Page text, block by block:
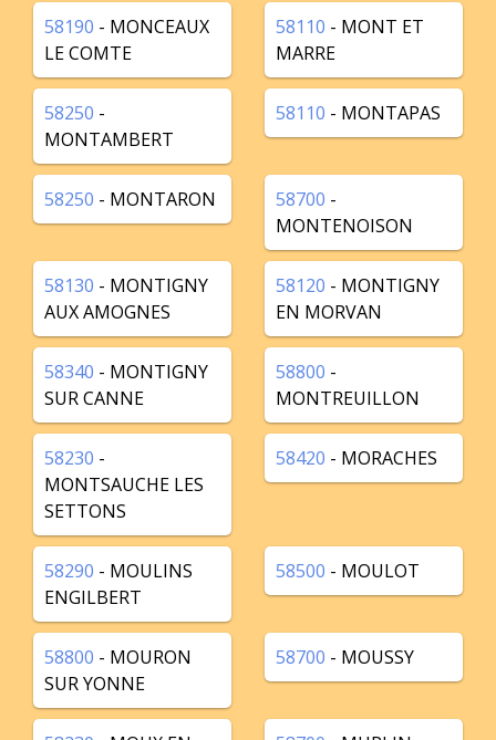
58190 - MONCEAUX
LE COMTE
58110 - MONT ET
MARRE
58250 -
MONTAMBERT
58110 - MONTAPAS
58250 - MONTARON 58700 -
MONTENOISON
58130 - MONTIGNY
AUX AMOGNES
58120 - MONTIGNY
EN MORVAN
58340 - MONTIGNY
SUR CANNE
58800 -
MONTREUILLON
58230 -
MONTSAUCHE LES
SETTONS
58420 - MORACHES
58290 - MOULINS
ENGILBERT
58500 - MOULOT
58800 - MOURON
SUR YONNE
58700 - MOUSSY